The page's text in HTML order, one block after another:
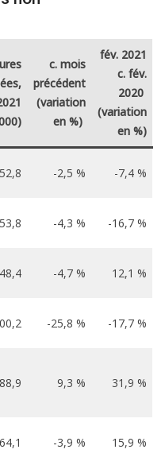
c. mois
précédent
(variation
en %)
fév. 2021
c. fév.
2020
(variation
en %)
-2,5 % -7,4 %
-4,3 % -16,7 %
-4,7 % 12,1 %
-25,8 % -17,7 %
9,3 % 31,9 %
-3,9 % 15,9 %